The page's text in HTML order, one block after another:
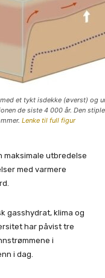
et tykt isdekke (øverst) og
de siste 4 000 år. Den
Lenke til full figur
maksimale utbredelse
med varmere
gasshydrat, klima og
har påvist tre
i
i dag.